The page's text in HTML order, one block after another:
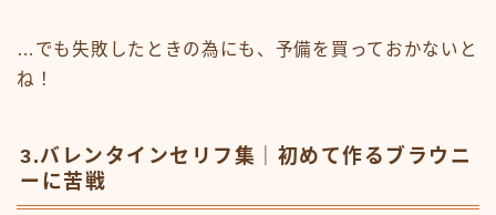
…でも失敗したときの為にも、予備を買っておかないと
ね！
3.バレンタインセリフ集｜初めて作るブラウニ
ーに苦戦